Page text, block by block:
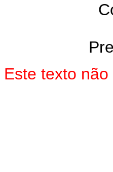
Este texto